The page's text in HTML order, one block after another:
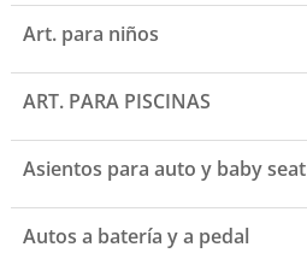
Art. para niños
ART. PARA PISCINAS
Asientos para auto y baby seat
Autos a batería y a pedal